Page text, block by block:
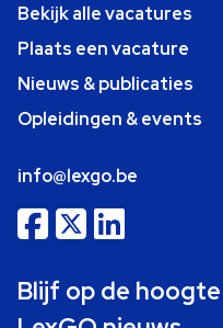
Bekijk alle vacatures
Plaats een vacature
Nieuws & publicaties
Opleidingen & events
info@lexgo.be
Blijf op de